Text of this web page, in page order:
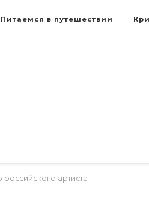
Питаемся в путешествии
артиста